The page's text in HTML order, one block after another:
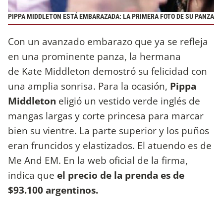
PIPPA MIDDLETON ESTÁ EMBARAZADA: LA PRIMERA FOTO DE SU PANZA
Con un avanzado embarazo que ya se refleja
en una prominente panza, la hermana
de Kate Middleton demostró su felicidad con
una amplia sonrisa. Para la ocasión, Pippa
Middleton eligió un vestido verde inglés de
mangas largas y corte princesa para marcar
bien su vientre. La parte superior y los puños
eran fruncidos y elastizados. El atuendo es de
Me And EM. En la web oficial de la firma,
indica que el precio de la prenda es de
$93.100 argentinos.